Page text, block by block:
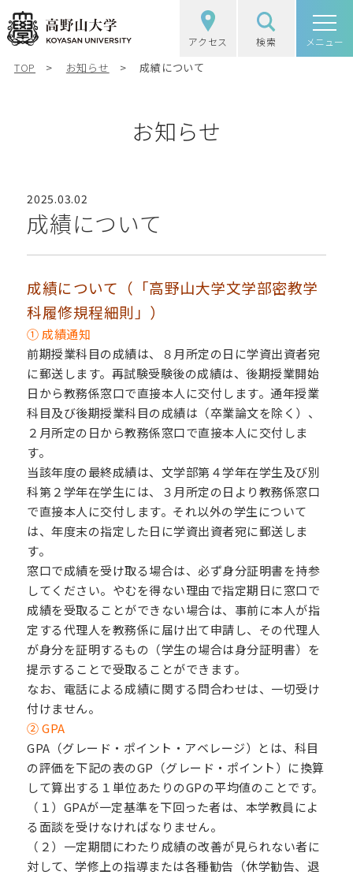
アクセス
検索
高野山大学の概要
選抜（入試）情報
図書館・研究
学生生活
社会・地域連携
受験生の方 在学生の方
卒業生の方 保護者の方
企業・一般の方 WebClass
資料請求 WEBパンフレット
ご支援をお考えの方へ Language
TOP お知らせ 成績について
お知らせ
2025.03.02
成績について
成績について（「高野山大学文学部密教学
科履修規程細則」）
① 成績通知
前期授業科目の成績は、８月所定の日に学資出資者宛
に郵送します。再試験受験後の成績は、後期授業開始
日から教務係窓口で直接本人に交付します。通年授業
科目及び後期授業科目の成績は（卒業論文を除く）、
２月所定の日から教務係窓口で直接本人に交付しま
す。
当該年度の最終成績は、文学部第４学年在学生及び別
科第２学年在学生には、３月所定の日より教務係窓口
で直接本人に交付します。それ以外の学生について
は、年度末の指定した日に学資出資者宛に郵送しま
す。
窓口で成績を受け取る場合は、必ず身分証明書を持参
してください。やむを得ない理由で指定期日に窓口で
成績を受取ることができない場合は、事前に本人が指
定する代理人を教務係に届け出て申請し、その代理人
が身分を証明するもの（学生の場合は身分証明書）を
提示することで受取ることができます。
なお、電話による成績に関する問合わせは、一切受け
付けません。
② GPA
GPA（グレード・ポイント・アベレージ）とは、科目
の評価を下記の表のGP（グレード・ポイント）に換算
して算出する１単位あたりのGPの平均値のことです。
（１）GPAが一定基準を下回った者は、本学教員によ
る面談を受けなければなりません。
（２）一定期間にわたり成績の改善が見られない者に
対して、学修上の指導または各種勧告（休学勧告、退